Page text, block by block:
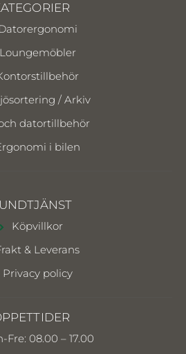
Loungemöbler
/ Arkiv
datortillbehör
i bilen
Köpvillkor
& Leverans
Privacy policy
Fre: 08.00 – 17.00